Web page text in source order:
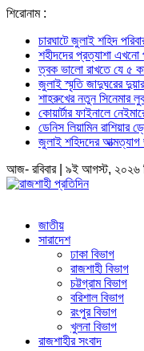
শিরোনাম :
চারঘাটে জুলাই শহিদ
শহীদদের প্রত্যাশা
ত্বক ভালো রাখতে যে ৫
জুলাই স্মৃতি জাদুঘরের
শাহরুখের নতুন সিনেমার
কোয়ার্টার ফাইনালে
ডেনিস লিয়ামিন রাশিয়ার
জুলাই শহিদদের আত্মত্যাগ
আজ- রবিবার | ৯ই আগস্ট, ২০২৬
জাতীয়
সারাদেশ
ঢাকা বিভাগ
রাজশাহী বিভাগ
চট্টগ্রাম বিভাগ
বরিশাল বিভাগ
রংপুর বিভাগ
খুলনা বিভাগ
রাজশাহীর সংবাদ